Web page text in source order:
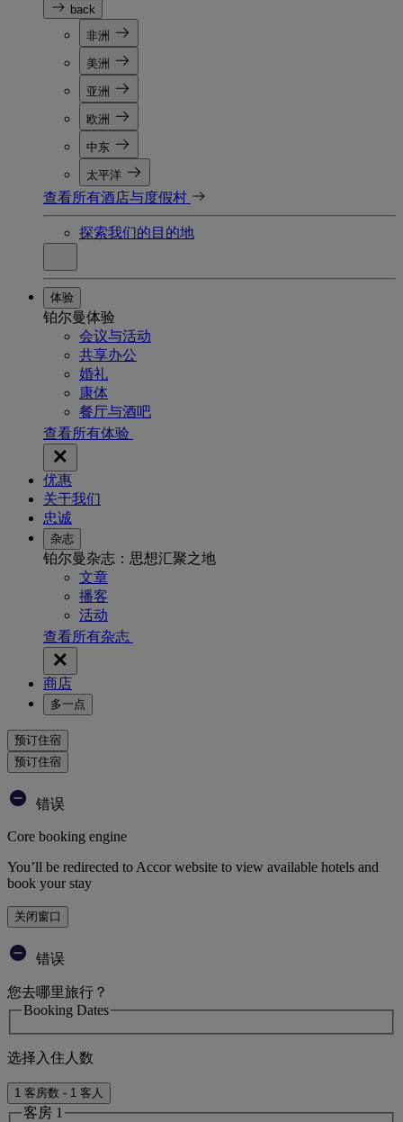
back
非洲
美洲
亚洲
欧洲
中东
太平洋
查看所有酒店与度假村
探索我们的目的地
体验
铂尔曼体验
会议与活动
共享办公
婚礼
康体
餐厅与酒吧
查看所有体验
优惠
关于我们
忠诚
杂志
铂尔曼杂志：思想汇聚之地
文章
播客
活动
查看所有杂志
商店
多一点
预订住宿
预订住宿
错误
Core booking engine
You’ll be redirected to Accor website to view available hotels and
book your stay
关闭窗口
错误
您去哪里旅行？
Booking Dates
选择入住人数
1 客房数 - 1 客人
客房 1